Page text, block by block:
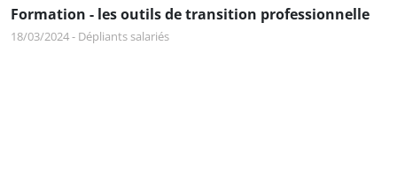
Formation - les outils de transition professionnelle
18/03/2024- Dépliants salariés